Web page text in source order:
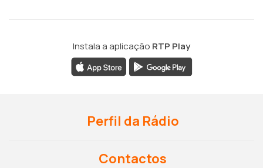
Instala a aplicação RTP Play
Perfil da Rádio
Contactos